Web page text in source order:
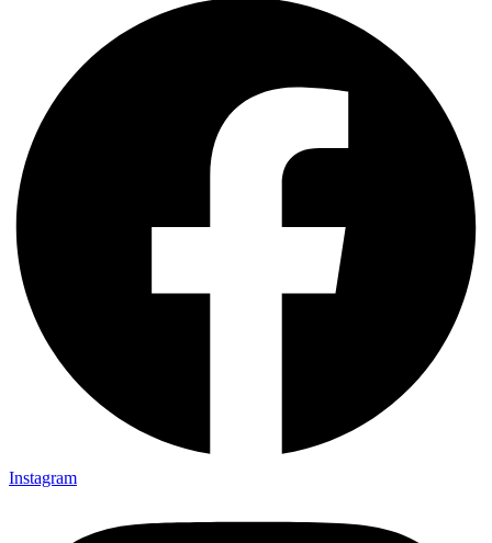
Instagram